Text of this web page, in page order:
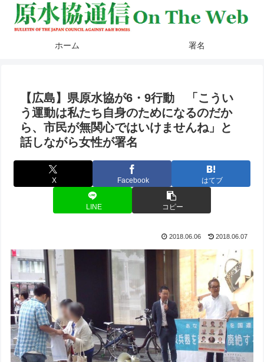
ホーム 署名
【広島】県原水協が6・9行動 「こうい
う運動は私たち自身のためになるのだか
ら、市民が無関心ではいけませんね」と
話しながら女性が署名
X Facebook はてブ
LINE コピー
2018.06.06 2018.06.07